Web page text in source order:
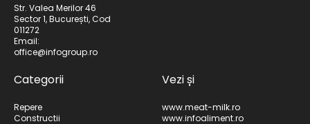
Str. Valea Merilor 46
Sector 1, București, Cod
011272
Email:
office@infogroup.ro
Categorii
Repere
Constructii
Vezi și
www.meat-milk.ro
www.infoaliment.ro